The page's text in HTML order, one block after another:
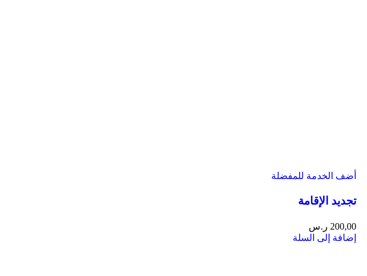
أضف الخدمة للمفضلة
تجديد الإقامة
200,00 ر.س
إضافة إلى السلة